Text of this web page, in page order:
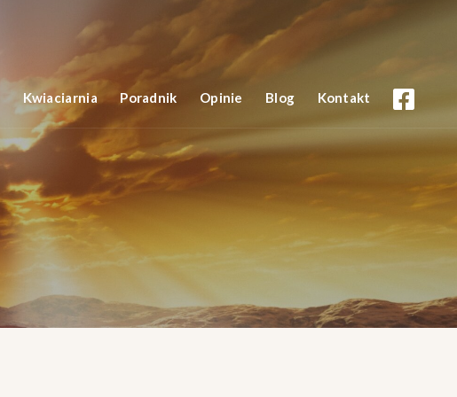
Kwiaciarnia Poradnik Opinie Blog Kontakt